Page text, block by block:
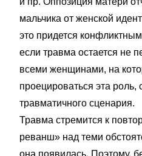
мальчика от женской
это придется
если травма остается не
всеми женщинами, на
проецироваться эта роль,
травматичного сценария.
Травма стремится к
реванш» над теми
она появилась. Поэтому,